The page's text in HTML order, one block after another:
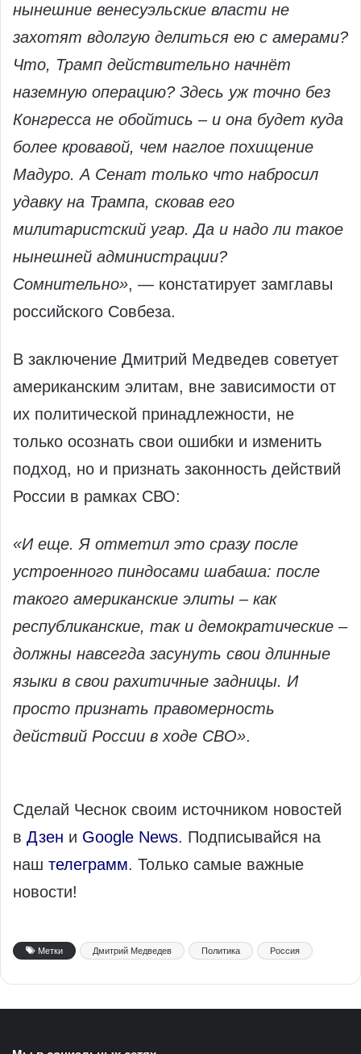
нынешние венесуэльские власти не
захотят вдолгую делиться ею с амерами?
Что, Трамп действительно начнёт
наземную операцию? Здесь уж точно без
Конгресса не обойтись – и она будет куда
более кровавой, чем наглое похищение
Мадуро. А Сенат только что набросил
удавку на Трампа, сковав его
милитаристский угар. Да и надо ли такое
нынешней администрации?
Сомнительно», — констатирует замглавы
российского Совбеза.
В заключение Дмитрий Медведев советует
американским элитам, вне зависимости от
их политической принадлежности, не
только осознать свои ошибки и изменить
подход, но и признать законность действий
России в рамках СВО:
«И еще. Я отметил это сразу после
устроенного пиндосами шабаша: после
такого американские элиты – как
республиканские, так и демократические –
должны навсегда засунуть свои длинные
языки в свои рахитичные задницы. И
просто признать правомерность
действий России в ходе СВО».
Сделай Чеснок своим источником новостей
в Дзен и Google News. Подписывайся на
наш телеграмм. Только самые важные
новости!
Метки Дмитрий Медведев Политика Россия